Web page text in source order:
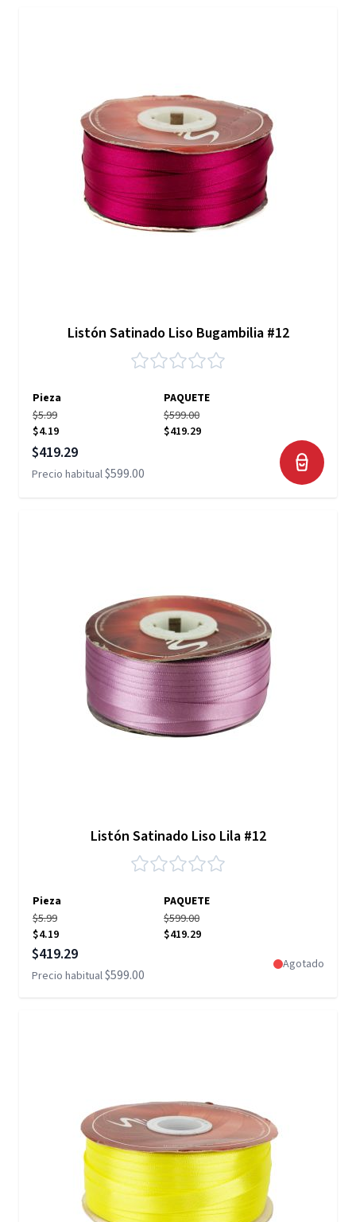
Listón Satinado Liso Bugambilia #12
Pieza
PAQUETE
$5.99
$4.19
$599.00
$419.29
Precio especial
$419.29
Precio habitual$599.00
Listón Satinado Liso Lila #12
Pieza
PAQUETE
$5.99
$4.19
$599.00
$419.29
Precio especial
$419.29
Precio habitual$599.00
Agotado